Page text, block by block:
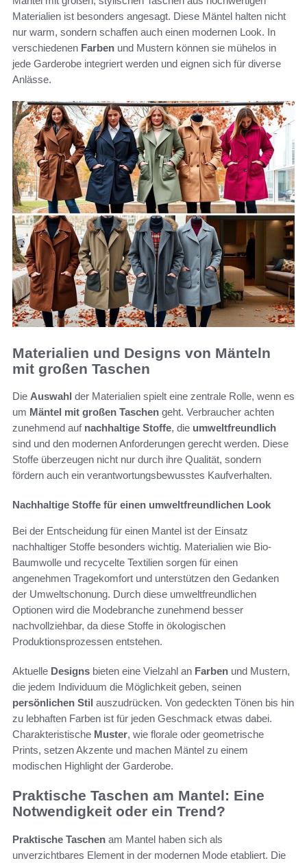
Materialien ist besonders angesagt. Diese Mäntel halten nicht
nur warm, sondern schaffen auch einen modernen Look. In
verschiedenen Farben und Mustern können sie mühelos in
jede Garderobe integriert werden und eignen sich für diverse
Anlässe.
Materialien und Designs von Mänteln
mit großen Taschen
Die Auswahl der Materialien spielt eine zentrale Rolle, wenn es
um Mäntel mit großen Taschen geht. Verbraucher achten
zunehmend auf nachhaltige Stoffe, die umweltfreundlich
sind und den modernen Anforderungen gerecht werden. Diese
Stoffe überzeugen nicht nur durch ihre Qualität, sondern
fördern auch ein verantwortungsbewusstes Kaufverhalten.
Nachhaltige Stoffe für einen umweltfreundlichen Look
Bei der Entscheidung für einen Mantel ist der Einsatz
nachhaltiger Stoffe besonders wichtig. Materialien wie Bio-
Baumwolle und recycelte Textilien sorgen für einen
angenehmen Tragekomfort und unterstützen den Gedanken
der Umweltschonung. Durch diese umweltfreundlichen
Optionen wird die Modebranche zunehmend besser
nachvollziehbar, da diese Stoffe in ökologischen
Produktionsprozessen entstehen.
Aktuelle Designs bieten eine Vielzahl an Farben und Mustern,
die jedem Individuum die Möglichkeit geben, seinen
persönlichen Stil auszudrücken. Von gedeckten Tönen bis hin
zu lebhaften Farben ist für jeden Geschmack etwas dabei.
Charakteristische Muster, wie florale oder geometrische
Prints, setzen Akzente und machen Mäntel zu einem
modischen Highlight der Garderobe.
Praktische Taschen am Mantel: Eine
Notwendigkeit oder ein Trend?
Praktische Taschen am Mantel haben sich als
unverzichtbares Element in der modernen Mode etabliert. Die